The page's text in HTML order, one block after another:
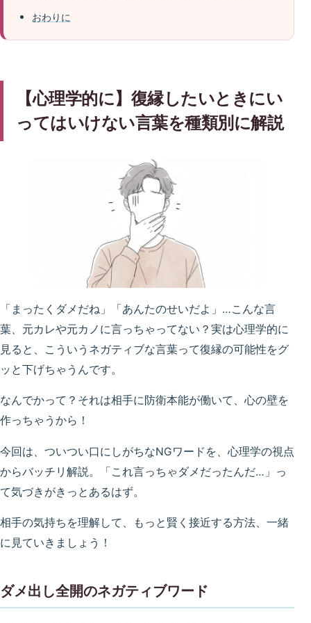
おわりに
【心理学的に】復縁したいときにい
ってはいけない言葉を種類別に解説
「まったくダメだね」「あんたのせいだよ」…こんな言
葉、元カレや元カノに言っちゃってない？実は心理学的に
見ると、こういうネガティブな言葉って復縁の可能性をグ
ッと下げちゃうんです。
なんでかって？それは相手に防衛本能が働いて、心の壁を
作っちゃうから！
今回は、ついつい口にしがちなNGワードを、心理学の視点
からバッチリ解説。「これ言っちゃダメだったんだ…」っ
て気づきがきっとあるはず。
相手の気持ちを理解して、もっと賢く接近する方法、一緒
に見ていきましょう！
ダメ出し全開のネガティブワード